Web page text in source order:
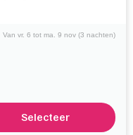
Van vr. 6 tot ma. 9 nov (3 nachten)
Selecteer